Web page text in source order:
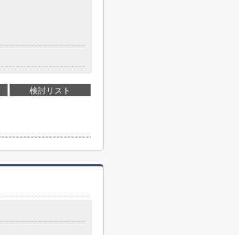
検討リスト